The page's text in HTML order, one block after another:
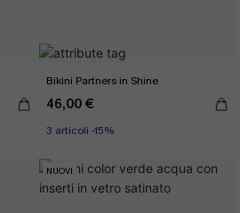
Bikini Partners in Shine
46,00 €
3 articoli -15%
NUOVI